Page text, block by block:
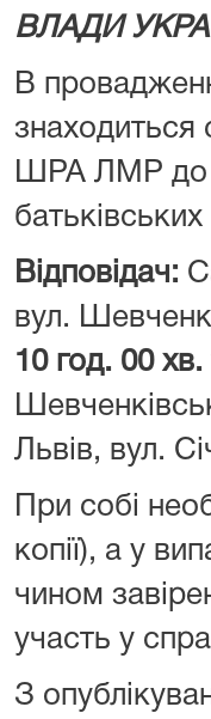
ВЛАДИ
В
знаходиться
ШРА ЛМР до
Відповідач:
вул.
10 год. 00 хв.
Львів, вул.
При собі
копії), а у
чином
участь у
З